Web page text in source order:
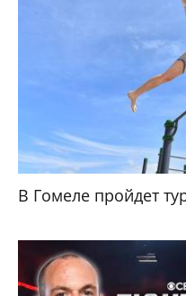
В Гомеле пройдет